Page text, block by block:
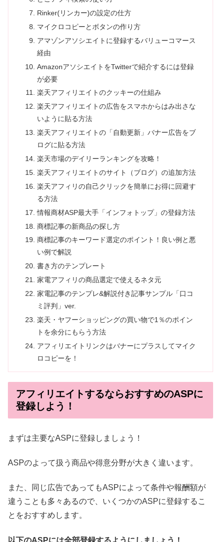
Rinker(リンカー)の設定の仕方
マイクロコピーとボタンの作り方
アマゾンアソシエイトに登録するバリューコマース
経由
AmazonアソシエイトをTwitterで紹介するには登録
が必要
楽天アフィリエイトのクッキーの仕組み
楽天アフィリエイトの広告をスマホからはみ出さな
いように貼る方法
楽天アフィリエイトの「自動更新」バナー広告をブ
ログに貼る方法
楽天市場のデイリーランキングを攻略！
楽天アフィリエイトのサイト（ブログ）の追加方法
楽天アフィリの自己クリックを簡単にお得に回避す
る方法
情報商材ASP最大手「インフォトップ」の登録方法
商標記事の新商品の探し方
商標記事のキーワード選定のポイント！良い例と悪
い例で解説
書き方のテンプレート
家電アフィリの商品選定で使えるネタ元
家電記事のテンプレ&解説付き記事サンプル「口コ
ミ評判」ver.
楽天・ヤフーショッピングの買い物で1％のポイン
トを余分にもらう方法
アフィリエイトリンクはバナーにプラスしてマイク
ロコピーを！
アフィリエイトするならおすすめのASPに
登録しよう！
まずは主要なASPに登録しましょう！
ASPのよって扱う商品や得意分野が大きく違います。
また、同じ広告であってもASPによって条件や報酬額が
違うことも多々あるので、いくつかのASPに登録するこ
とをおすすめします。
以下のASPには全部登録するようにしましょう！